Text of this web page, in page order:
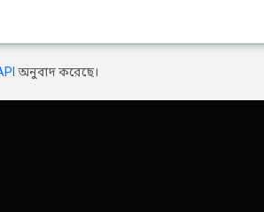
অনুবাদ করেছে।